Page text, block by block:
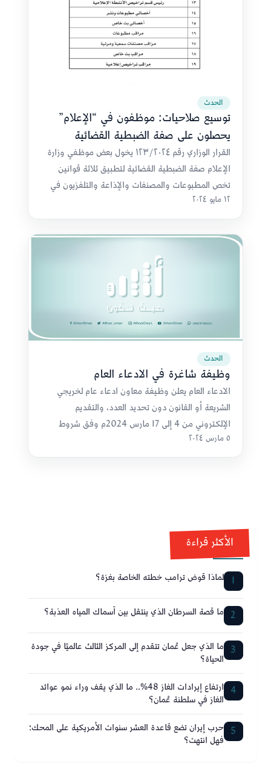
الحدث
توسيع صلاحيات: موظفون في “الإعلام”
يحصلون على صفة الضبطية القضائية
القرار الوزاري رقم ١٢٣/٢٠٢٤ يخول بعض موظفي وزارة
الإعلام صفة الضبطية القضائية لتطبيق ثلاثة قوانين
تخص المطبوعات والمصنفات والإذاعة والتلفزيون في
عمان.
١٢ مايو ٢٠٢٤
الحدث
وظيفة شاغرة في الادعاء العام
الادعاء العام يعلن وظيفة معاون ادعاء عام لخريجي
الشريعة أو القانون دون تحديد العدد، والتقديم
الإلكتروني من 4 إلى 17 مارس 2024م وفق شروط
محددة للقبول.
٥ مارس ٢٠٢٤
الأكثر قراءة
1 لماذا قوض ترامب خطته الخاصة بغزة؟
2 ما قصة السرطان الذي ينتقل بين أسماك المياه العذبة؟
3 ما الذي جعل عُمان تتقدم إلى المركز الثالث عالميًا في جودة
الحياة؟
4 ارتفاع إيرادات الغاز 48%.. ما الذي يقف وراء نمو عوائد
الغاز في سلطنة عُمان؟
5 حرب إيران تضع قاعدة العشر سنوات الأمريكية على المحك؛
فهل انتهت؟